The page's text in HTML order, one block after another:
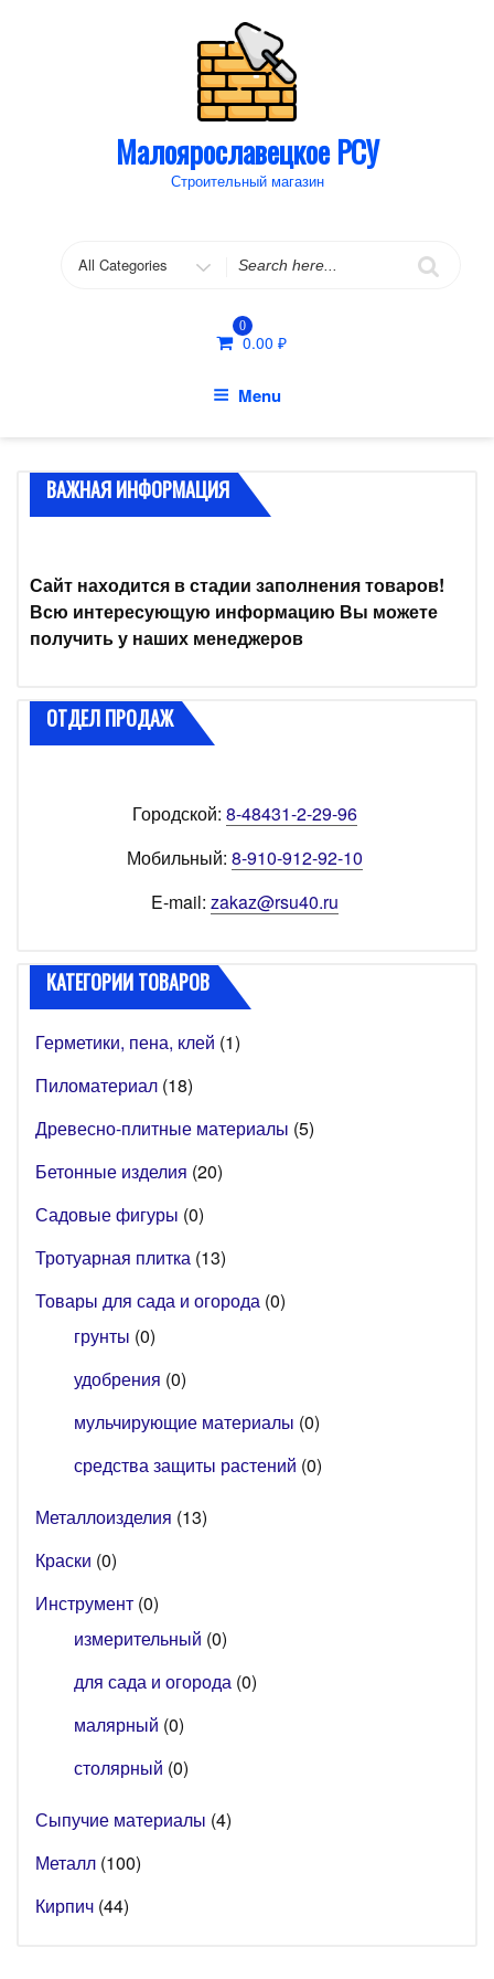
Малоярославецкое РСУ
Строительный магазин
Search
0
0.00₽
Menu
ВАЖНАЯ ИНФОРМАЦИЯ
Сайт находится в стадии заполнения товаров!
Всю интересующую информацию Вы можете
получить у наших менеджеров
ОТДЕЛ ПРОДАЖ
Городской: 8-48431-2-29-96
Мобильный: 8-910-912-92-10
E-mail: zakaz@rsu40.ru
КАТЕГОРИИ ТОВАРОВ
Герметики, пена, клей (1)
Пиломатериал (18)
Древесно-плитные материалы (5)
Бетонные изделия (20)
Садовые фигуры (0)
Тротуарная плитка (13)
Товары для сада и огорода (0)
грунты (0)
удобрения (0)
мульчирующие материалы (0)
средства защиты растений (0)
Металлоизделия (13)
Краски (0)
Инструмент (0)
измерительный (0)
для сада и огорода (0)
малярный (0)
столярный (0)
Сыпучие материалы (4)
Металл (100)
Кирпич (44)